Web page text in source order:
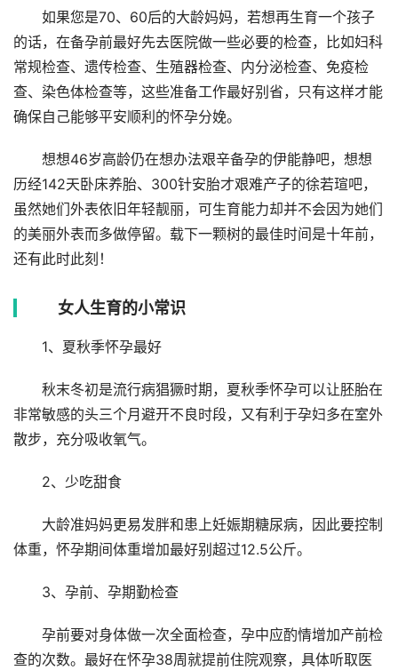
如果您是70、60后的大龄妈妈，若想再生育一个孩子
的话，在备孕前最好先去医院做一些必要的检查，比如妇科
常规检查、遗传检查、生殖器检查、内分泌检查、免疫检
查、染色体检查等，这些准备工作最好别省，只有这样才能
确保自己能够平安顺利的怀孕分娩。
想想46岁高龄仍在想办法艰辛备孕的伊能静吧，想想
历经142天卧床养胎、300针安胎才艰难产子的徐若瑄吧，
虽然她们外表依旧年轻靓丽，可生育能力却并不会因为她们
的美丽外表而多做停留。载下一颗树的最佳时间是十年前，
还有此时此刻！
女人生育的小常识
1、夏秋季怀孕最好
秋末冬初是流行病猖獗时期，夏秋季怀孕可以让胚胎在
非常敏感的头三个月避开不良时段，又有利于孕妇多在室外
散步，充分吸收氧气。
2、少吃甜食
大龄准妈妈更易发胖和患上妊娠期糖尿病，因此要控制
体重，怀孕期间体重增加最好别超过12.5公斤。
3、孕前、孕期勤检查
孕前要对身体做一次全面检查，孕中应酌情增加产前检
查的次数。最好在怀孕38周就提前住院观察，具体听取医